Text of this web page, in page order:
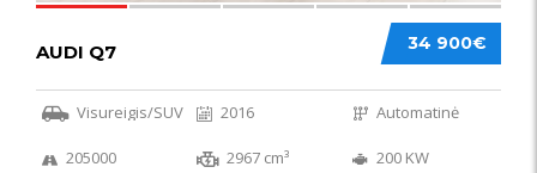
34 900€
AUDI Q7
Visureigis/SUV 2016 Automatinė
205000 2967 cm³ 200 KW